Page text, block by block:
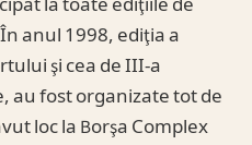
la toate ediţiile de
În anul 1998, ediţia a
şi cea de III-a
au fost organizate tot de
loc la Borşa Complex